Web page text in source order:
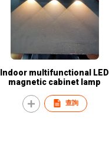
Indoor multifunctional LED
magnetic cabinet lamp
查詢